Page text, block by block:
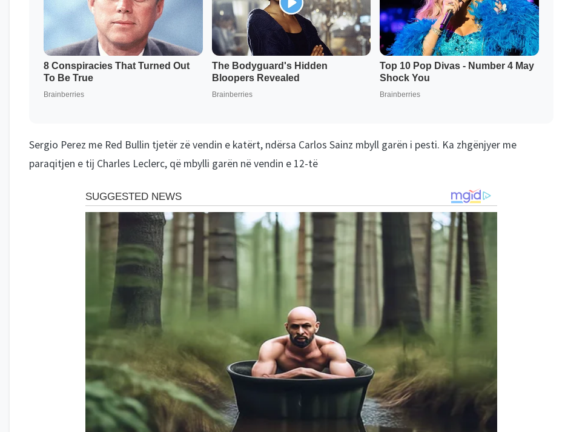
Sergio Perez me Red Bullin tjetër zë vendin e katërt, ndërsa Carlos Sainz mbyll garën i pesti. Ka zhgënjyer me
paraqitjen e tij Charles Leclerc, që mbylli garën në vendin e 12-të